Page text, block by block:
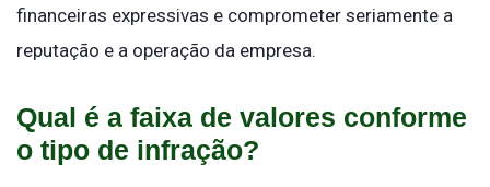
financeiras expressivas e comprometer seriamente a
reputação e a operação da empresa.
Qual é a faixa de valores conforme
o tipo de infração?